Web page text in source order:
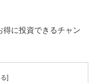
得に投資できるチャン